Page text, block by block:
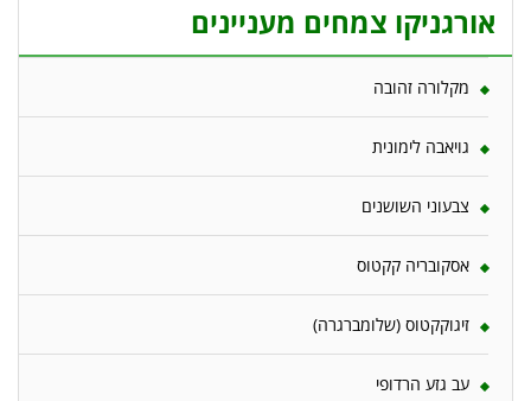
אורגניקו צמחים מעניינים
מקלורה זהובה
גויאבה לימונית
צבעוני השושנים
אסקובריה קקטוס
זיגוקקטוס (שלומברגרה)
עב גזע הרדופי